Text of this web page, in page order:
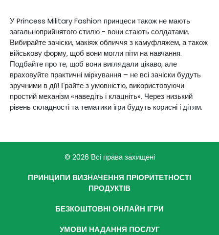
У Princess Military Fashion принцеси також не мають
загальноприйнятого стилю - вони стають солдатами.
Вибирайте зачіски, макіяж обличчя з камуфляжем, а також
військову форму, щоб вони могли піти на навчання.
Подбайте про те, щоб вони виглядали цікаво, але
враховуйте практичні міркування – не всі зачіски будуть
зручними в дії! Грайте з умовністю, використовуючи
простий механізм «наведіть і клацніть». Через низький
рівень складності та тематики ігри будуть корисні і дітям.
© 2026 Всі права захищені
ПРИНЦИПИ ВИЗНАЧЕННЯ ПРІОРИТЕТНОСТІ
ПРОДУКТІВ
БЕЗКОШТОВНІ ОНЛАЙН ІГРИ
УМОВИ НАДАННЯ ПОСЛУГ